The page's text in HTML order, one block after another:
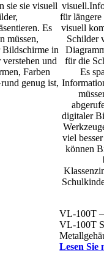
sie sie visuell
Es
müssen,
Bildschirme in
und
Farben
genug ist,
VL-100T
VL-100T
Lesen Sie